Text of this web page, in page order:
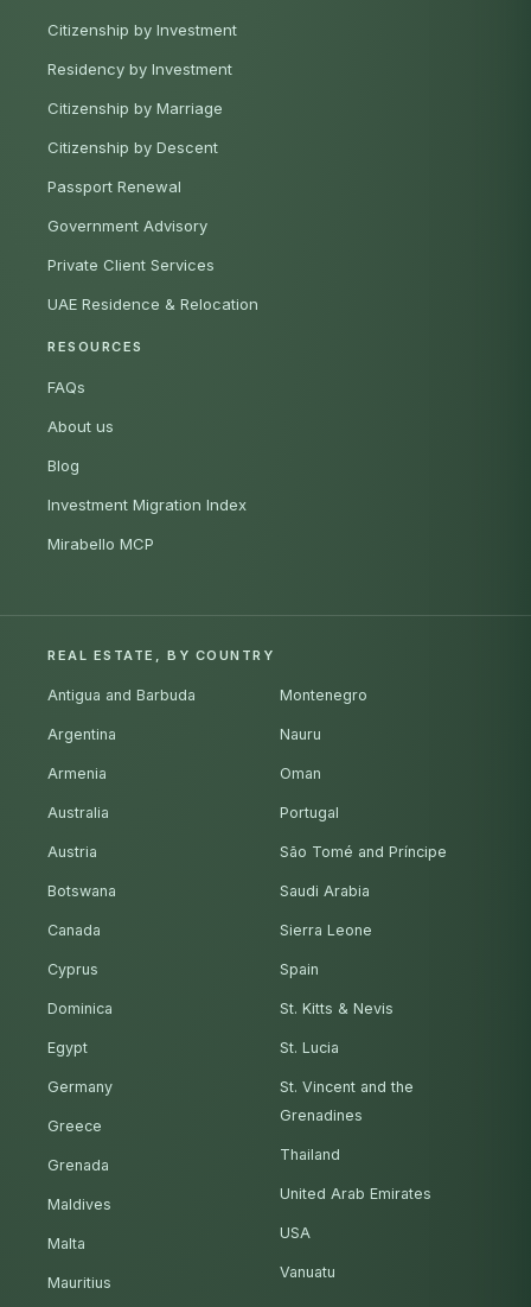
Citizenship by Investment
Residency by Investment
Citizenship by Marriage
Citizenship by Descent
Passport Renewal
Government Advisory
Private Client Services
UAE Residence & Relocation
RESOURCES
FAQs
About us
Blog
Investment Migration Index
Mirabello MCP
REAL ESTATE, BY COUNTRY
Antigua and Barbuda
Argentina
Armenia
Australia
Austria
Botswana
Canada
Cyprus
Dominica
Egypt
Germany
Greece
Grenada
Maldives
Malta
Mauritius
Montenegro
Nauru
Oman
Portugal
São Tomé and Príncipe
Saudi Arabia
Sierra Leone
Spain
St. Kitts & Nevis
St. Lucia
St. Vincent and the
Grenadines
Thailand
United Arab Emirates
USA
Vanuatu